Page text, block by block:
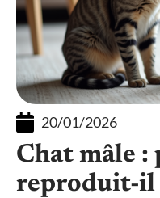
20/01/2026
Chat mâle :
reproduit-il